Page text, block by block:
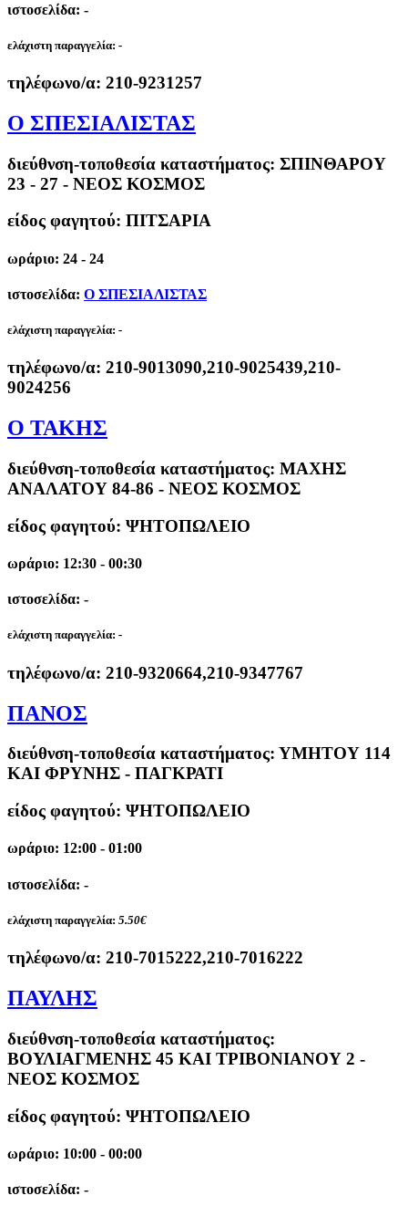
ιστοσελίδα: -
ελάχιστη παραγγελία: -
τηλέφωνο/α: 210-9231257
Ο ΣΠΕΣΙΑΛΙΣΤΑΣ
διεύθνση-τοποθεσία καταστήματος: ΣΠΙΝΘΑΡΟΥ
23 - 27 - ΝΕΟΣ ΚΟΣΜΟΣ
είδος φαγητού: ΠΙΤΣΑΡΙΑ
ωράριο: 24 - 24
ιστοσελίδα: Ο ΣΠΕΣΙΑΛΙΣΤΑΣ
ελάχιστη παραγγελία: -
τηλέφωνο/α: 210-9013090,210-9025439,210-
9024256
Ο ΤΑΚΗΣ
διεύθνση-τοποθεσία καταστήματος: ΜΑΧΗΣ
ΑΝΑΛΑΤΟΥ 84-86 - ΝΕΟΣ ΚΟΣΜΟΣ
είδος φαγητού: ΨΗΤΟΠΩΛΕΙΟ
ωράριο: 12:30 - 00:30
ιστοσελίδα: -
ελάχιστη παραγγελία: -
τηλέφωνο/α: 210-9320664,210-9347767
ΠΑΝΟΣ
διεύθνση-τοποθεσία καταστήματος: ΥΜΗΤΟΥ 114
ΚΑΙ ΦΡΥΝΗΣ - ΠΑΓΚΡΑΤΙ
είδος φαγητού: ΨΗΤΟΠΩΛΕΙΟ
ωράριο: 12:00 - 01:00
ιστοσελίδα: -
ελάχιστη παραγγελία: 5.50€
τηλέφωνο/α: 210-7015222,210-7016222
ΠΑΥΛΗΣ
διεύθνση-τοποθεσία καταστήματος:
ΒΟΥΛΙΑΓΜΕΝΗΣ 45 ΚΑΙ ΤΡΙΒΟΝΙΑΝΟΥ 2 -
ΝΕΟΣ ΚΟΣΜΟΣ
είδος φαγητού: ΨΗΤΟΠΩΛΕΙΟ
ωράριο: 10:00 - 00:00
ιστοσελίδα: -